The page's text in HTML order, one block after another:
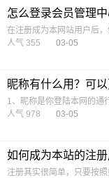
怎么登录会员管理中
在注册成为本网站用户后
人气 355
03-05
昵称有什么用？可以
1、昵称是你登陆本网的通
人气 978
03-05
如何成为本站的注册
注册其实很简单，只要按